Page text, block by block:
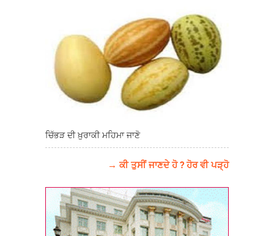
ਚਿੱਭੜ ਦੀ ਖ਼ੁਰਾਕੀ ਮਹਿਮਾ ਜਾਣੋ
→ ਕੀ ਤੁਸੀਂ ਜਾਣਦੇ ਹੋ ? ਹੋਰ ਵੀ ਪੜ੍ਹੋ